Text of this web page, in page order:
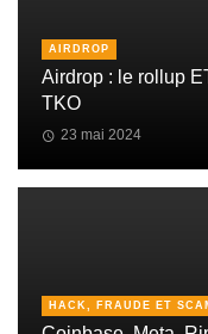
AIRDROP
Airdrop : le rollup
TKO
23 mai 2024
HACK, FRAUDE ET